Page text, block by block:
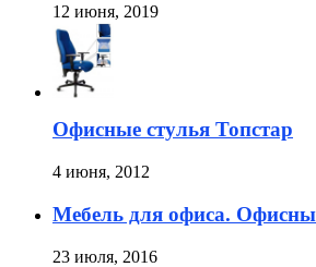
12 июня, 2019
Офисные стулья Топстар
4 июня, 2012
Мебель для офиса.
23 июля, 2016